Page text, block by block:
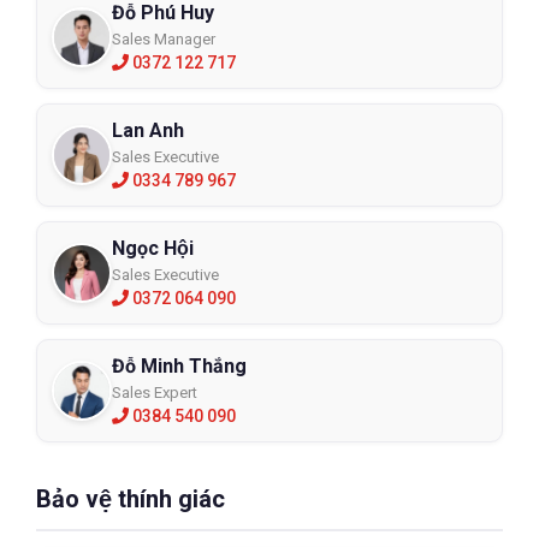
Đỗ Phú Huy
Sales Manager
0372 122 717
Lan Anh
Sales Executive
0334 789 967
Ngọc Hội
Sales Executive
0372 064 090
Đỗ Minh Thắng
Sales Expert
0384 540 090
Bảo vệ thính giác